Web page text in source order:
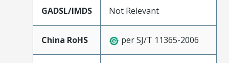
GADSL/IMDS Not Relevant
China RoHS per SJ/T 11365-2006